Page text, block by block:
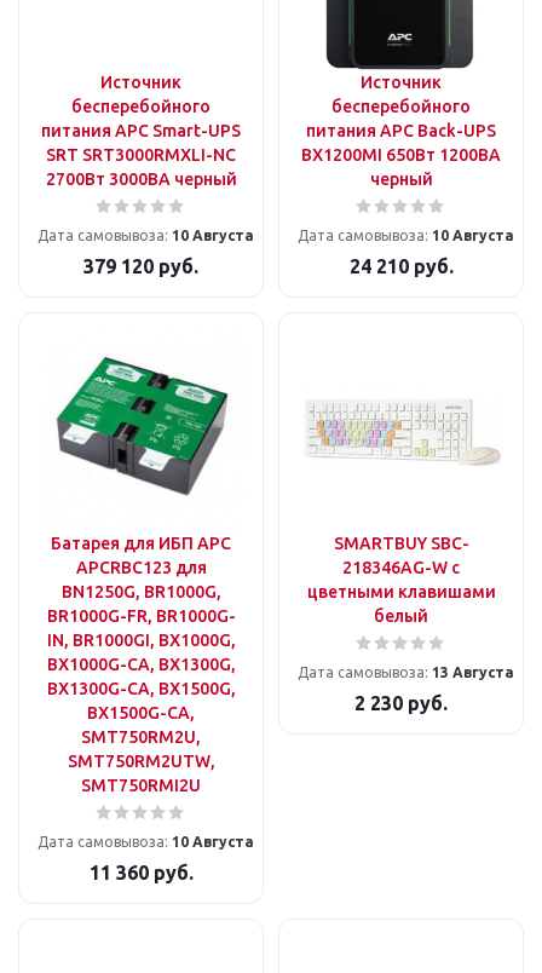
Источник
бесперебойного
питания APC Smart-UPS
SRT SRT3000RMXLI-NC
2700Вт 3000ВА черный
Дата самовывоза: 10 Августа
379 120 руб.
Источник
бесперебойного
питания APC Back-UPS
BX1200MI 650Вт 1200ВА
черный
Дата самовывоза: 10 Августа
24 210руб.
Батарея для ИБП APC
APCRBC123 для
BN1250G, BR1000G,
BR1000G-FR, BR1000G-
IN, BR1000GI, BX1000G,
BX1000G-CA, BX1300G,
BX1300G-CA, BX1500G,
BX1500G-CA,
SMT750RM2U,
SMT750RM2UTW,
SMT750RMI2U
Дата самовывоза: 10 Августа
11 360руб.
SMARTBUY SBC-
218346AG-W с
цветными клавишами
белый
Дата самовывоза: 13 Августа
2 230 руб.